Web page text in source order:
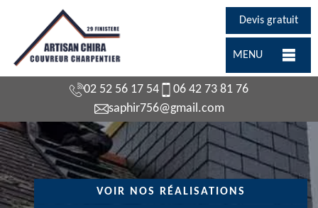
Devis gratuit
MENU
02 52 56 17 54
06 42 73 81 76
saphir756@gmail.com
VOIR NOS RÉALISATIONS